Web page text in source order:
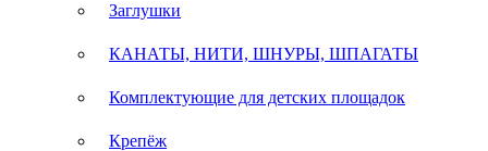
Заглушки
КАНАТЫ, НИТИ, ШНУРЫ, ШПАГАТЫ
Комплектующие для детских площадок
Крепёж